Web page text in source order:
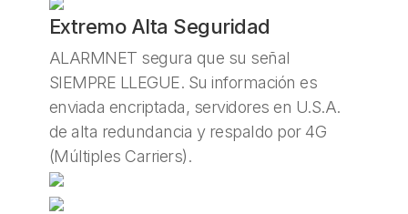
Extremo Alta Seguridad
ALARMNET segura que su señal
SIEMPRE LLEGUE. Su información es
enviada encriptada, servidores en U.S.A.
de alta redundancia y respaldo por 4G
(Múltiples Carriers).